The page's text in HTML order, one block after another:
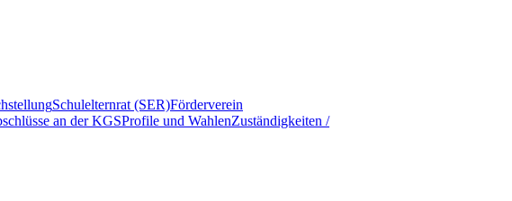
Schulelternrat (SER)Förderverein
an der KGSProfile und WahlenZuständigkeiten /